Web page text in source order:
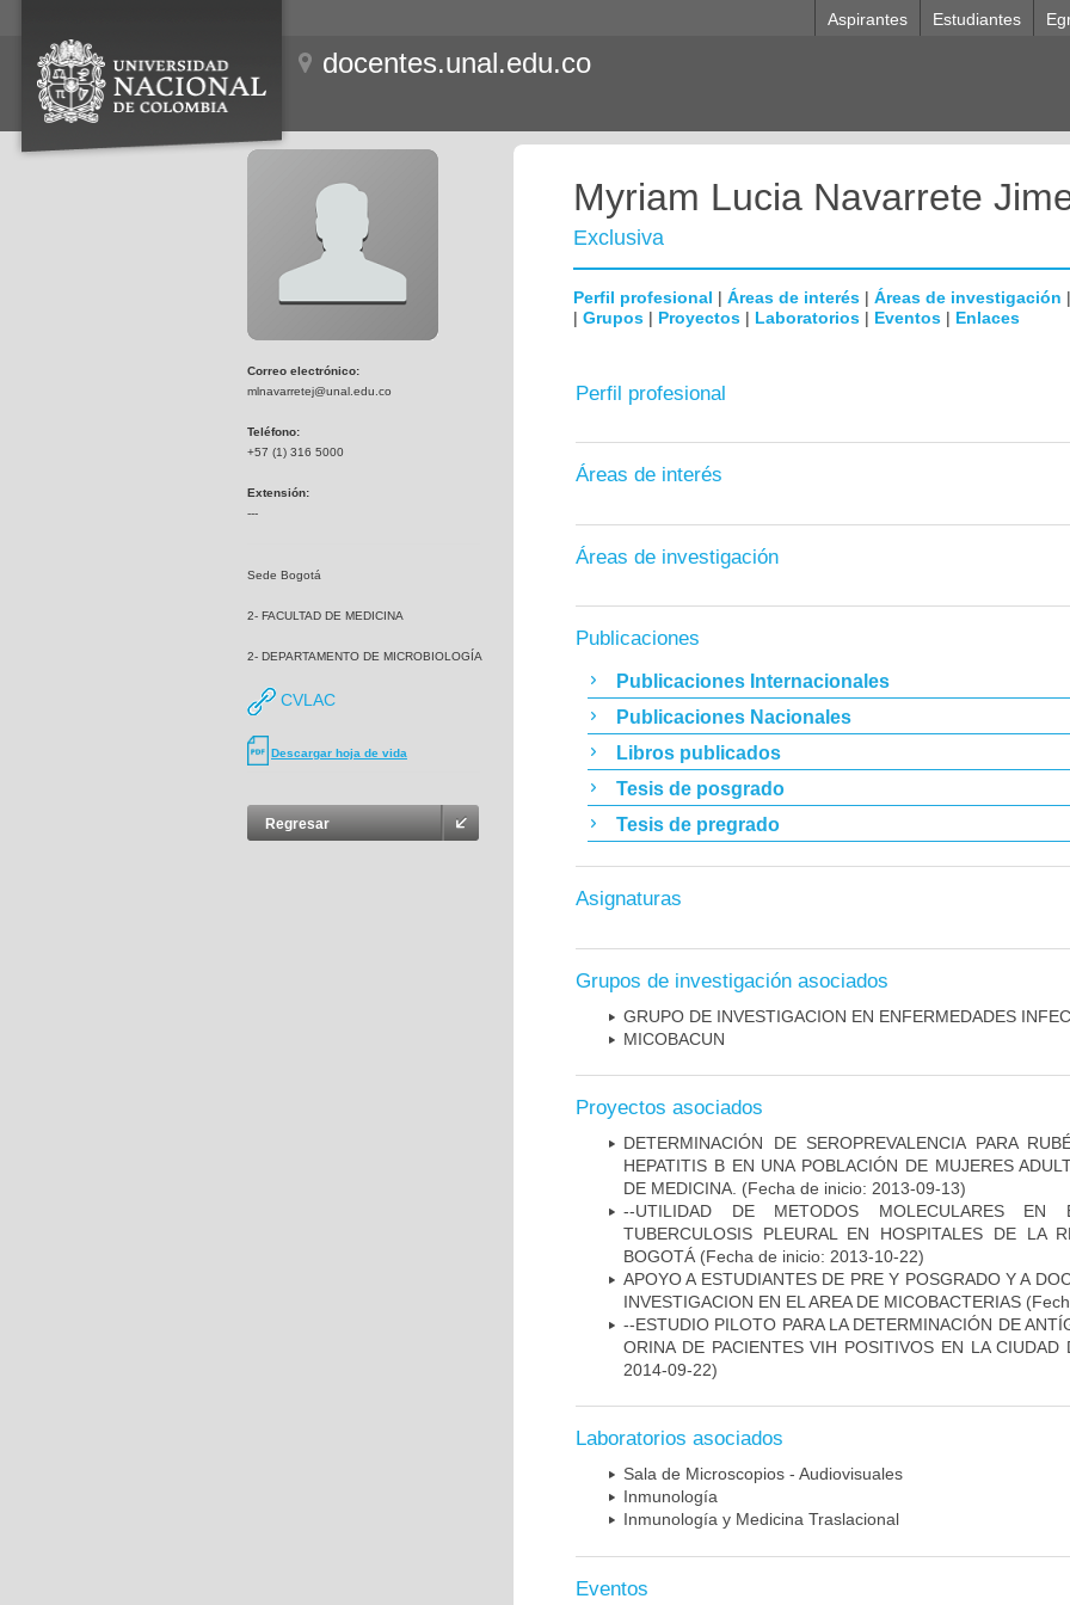
Aspirantes Estudiantes
docentes.unal.edu.co
Correo electrónico:
mlnavarretej@unal.edu.co
Teléfono:
+57 (1) 316 5000
Extensión:
---
Sede Bogotá
2- FACULTAD DE MEDICINA
2- DEPARTAMENTO DE MICROBIOLOGÍA
CVLAC
Descargar hoja de vida
Regresar
Myriam Lucia Navarrete
Exclusiva
Perfil profesional | Áreas de interés | Áreas de investigación |
| Grupos | Proyectos | Laboratorios | Eventos | Enlaces
Perfil profesional
Áreas de interés
Áreas de investigación
Publicaciones
Publicaciones Internacionales
Publicaciones Nacionales
Libros publicados
Tesis de posgrado
Tesis de pregrado
Asignaturas
Grupos de investigación asociados
GRUPO DE INVESTIGACION EN ENFERMEDADES
MICOBAC­UN
Proyectos asociados
DETERMINACIÓN DE SEROPREVALENCIA PARA
HEPATITIS B EN UNA POBLACIÓN DE MUJERES
DE MEDICINA. (Fecha de inicio: 2013-09-13)
--UTILIDAD DE METODOS MOLECULARES
TUBERCULOSIS PLEURAL EN HOSPITALES DE LA
BOGOTÁ (Fecha de inicio: 2013-10-22)
APOYO A ESTUDIANTES DE PRE Y POSGRADO Y A
INVESTIGACION EN EL AREA DE MICOBACTERIAS
--ESTUDIO PILOTO PARA LA DETERMINACIÓN DE
ORINA DE PACIENTES VIH POSITIVOS EN LA CIUDAD
2014-09-22)
Laboratorios asociados
Sala de Microscopios - Audiovisuales
Inmunología
Inmunología y Medicina Traslacional
Eventos